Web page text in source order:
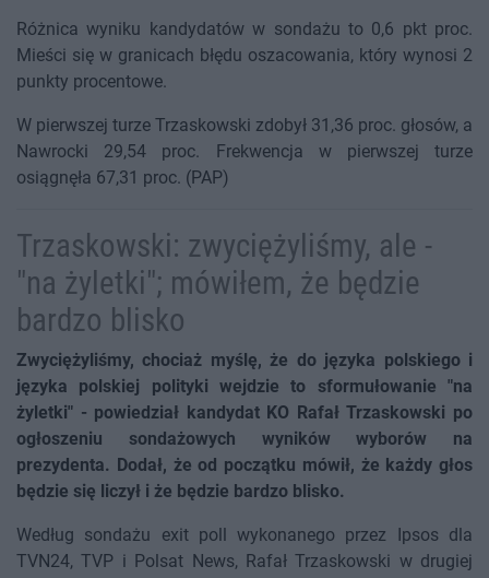
Różnica wyniku kandydatów w sondażu to 0,6 pkt proc.
Mieści się w granicach błędu oszacowania, który wynosi 2
punkty procentowe.
W pierwszej turze Trzaskowski zdobył 31,36 proc. głosów, a
Nawrocki 29,54 proc. Frekwencja w pierwszej turze
osiągnęła 67,31 proc. (PAP)
Trzaskowski: zwyciężyliśmy, ale -
"na żyletki"; mówiłem, że będzie
bardzo blisko
Zwyciężyliśmy, chociaż myślę, że do języka polskiego i
języka polskiej polityki wejdzie to sformułowanie "na
żyletki" - powiedział kandydat KO Rafał Trzaskowski po
ogłoszeniu sondażowych wyników wyborów na
prezydenta. Dodał, że od początku mówił, że każdy głos
będzie się liczył i że będzie bardzo blisko.
Według sondażu exit poll wykonanego przez Ipsos dla
TVN24, TVP i Polsat News, Rafał Trzaskowski w drugiej